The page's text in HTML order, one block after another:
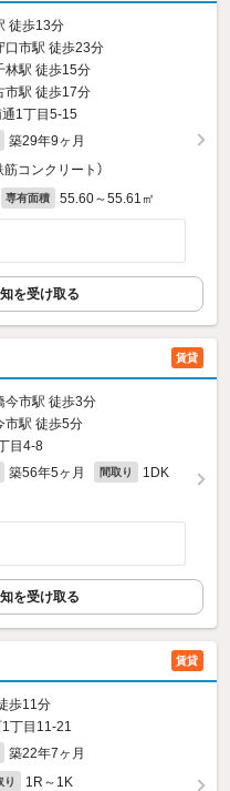
徒歩13分
口市駅 徒歩23分
林駅 徒歩15分
市駅 徒歩17分
1丁目5-15
築29年9ヶ月
筋コンクリート）
専有面積 55.60～55.61㎡
を受け取る
賃貸
今市駅 徒歩3分
市駅 徒歩5分
目4-8
築56年5ヶ月 間取り 1DK
を受け取る
賃貸
歩11分
丁目11-21
築22年7ヶ月
り 1R～1K